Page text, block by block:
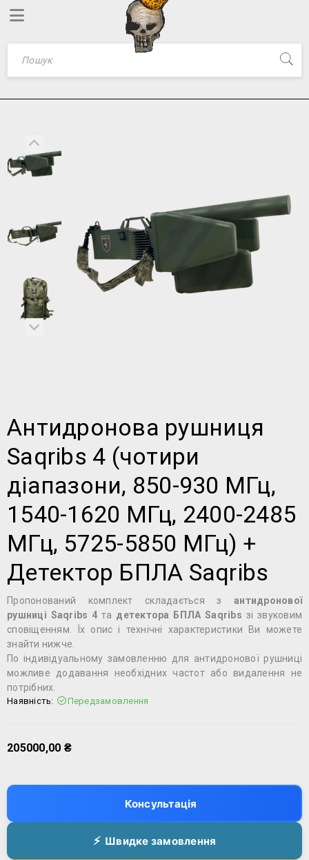
Антидронова рушниця
Saqribs 4 (чотири
діапазони, 850-930 МГц,
1540-1620 МГц, 2400-2485
МГц, 5725-5850 МГц) +
Детектор БПЛА Saqribs
Пропонований комплект складається з антидронової
рушниці Saqribs 4 та детектора БПЛА Saqribs зі звуковим
сповіщенням. Їх опис і технічні характеристики Ви можете
знайти нижче.
По індивідуальному замовленню для антидронової рушниці
можливе додавання необхідних частот або видалення не
потрібних.
Наявність: Передзамовлення
205000,00 ₴
Консультація
Швидке замовлення